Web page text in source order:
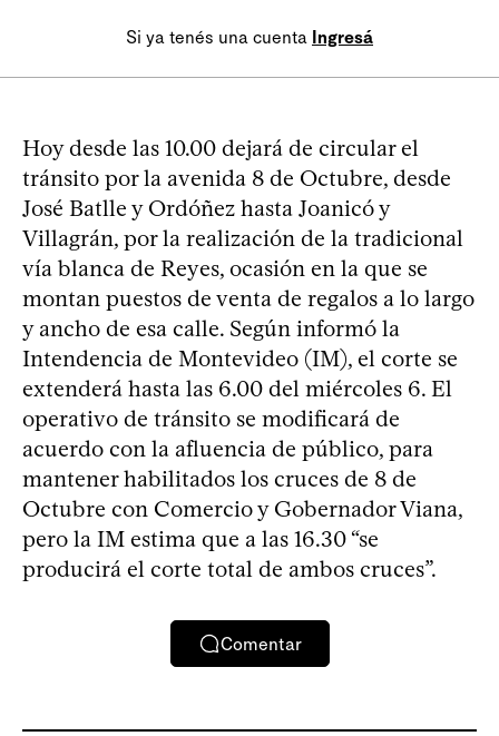
Si ya tenés una cuenta Ingresá
Hoy desde las 10.00 dejará de circular el
tránsito por la avenida 8 de Octubre, desde
José Batlle y Ordóñez hasta Joanicó y
Villagrán, por la realización de la tradicional
vía blanca de Reyes, ocasión en la que se
montan puestos de venta de regalos a lo largo
y ancho de esa calle. Según informó la
Intendencia de Montevideo (IM), el corte se
extenderá hasta las 6.00 del miércoles 6. El
operativo de tránsito se modificará de
acuerdo con la afluencia de público, para
mantener habilitados los cruces de 8 de
Octubre con Comercio y Gobernador Viana,
pero la IM estima que a las 16.30 “se
producirá el corte total de ambos cruces”.
Comentar